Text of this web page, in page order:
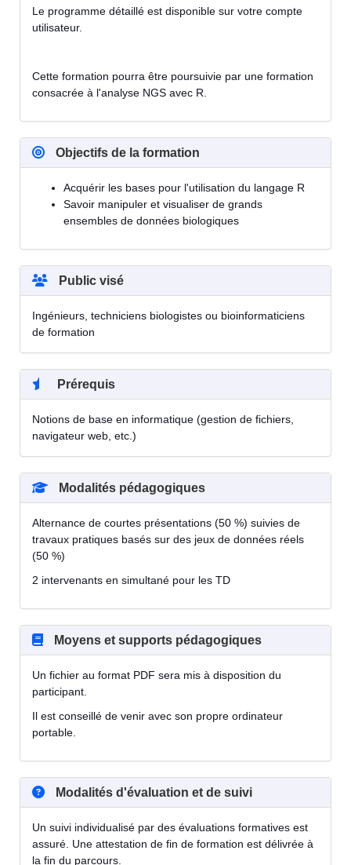
Le programme détaillé est disponible sur votre compte
utilisateur.
Cette formation pourra être poursuivie par une formation
consacrée à l'analyse NGS avec R.
Objectifs de la formation
Acquérir les bases pour l'utilisation du langage R
Savoir manipuler et visualiser de grands
ensembles de données biologiques
Public visé
Ingénieurs, techniciens biologistes ou bioinformaticiens
de formation
Prérequis
Notions de base en informatique (gestion de fichiers,
navigateur web, etc.)
Modalités pédagogiques
Alternance de courtes présentations (50 %) suivies de
travaux pratiques basés sur des jeux de données réels
(50 %)
2 intervenants en simultané pour les TD
Moyens et supports pédagogiques
Un fichier au format PDF sera mis à disposition du
participant.
Il est conseillé de venir avec son propre ordinateur
portable.
Modalités d'évaluation et de suivi
Un suivi individualisé par des évaluations formatives est
assuré. Une attestation de fin de formation est délivrée à
la fin du parcours.